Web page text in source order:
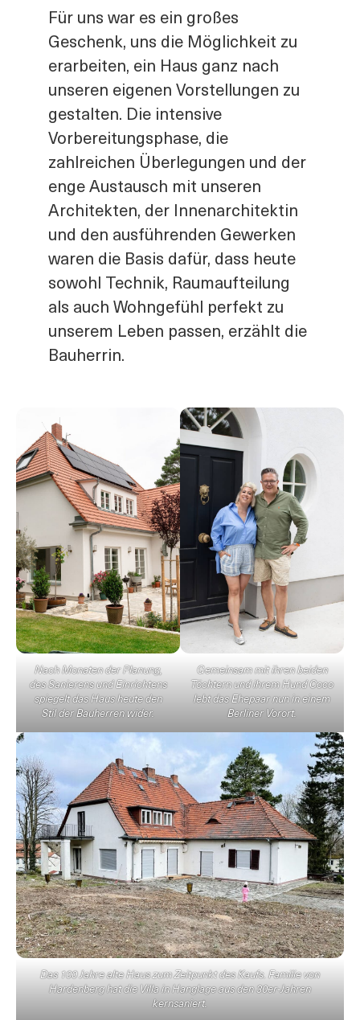
Für uns war es ein großes
Geschenk, uns die Möglichkeit zu
erarbeiten, ein Haus ganz nach
unseren eigenen Vorstellungen zu
gestalten. Die intensive
Vorbereitungsphase, die
zahlreichen Überlegungen und der
enge Austausch mit unseren
Architekten, der Innenarchitektin
und den ausführenden Gewerken
waren die Basis dafür, dass heute
sowohl Technik, Raumaufteilung
als auch Wohngefühl perfekt zu
unserem Leben passen, erzählt die
Bauherrin.
Nach Monaten der Planung,
des Sanierens und Einrichtens
spiegelt das Haus heute den
Stil der Bauherren wider.
Gemeinsam mit ihren beiden
Töchtern und ihrem Hund Coco
lebt das Ehepaar nun in einem
Berliner Vorort.
Das 100 Jahre alte Haus zum Zeitpunkt des Kaufs. Familie von
Hardenberg hat die Villa in Hanglage aus den 30er-Jahren
kernsaniert.